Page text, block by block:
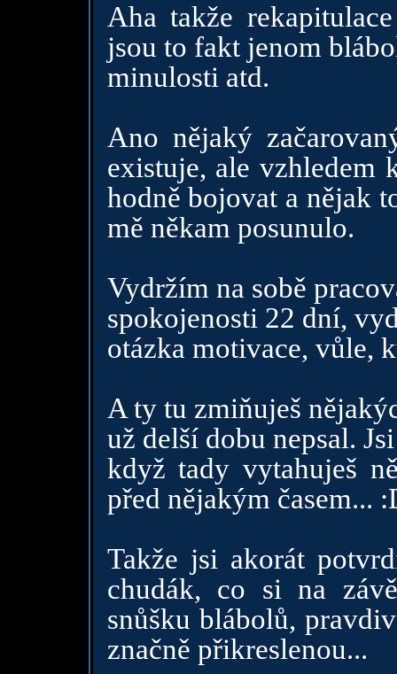
Aha takže
jsou to fakt jenom
minulosti atd.
Ano nějaký
existuje, ale vzhledem
hodně bojovat a nějak
mě někam posunulo.
Vydržím na sobě
spokojenosti 22 dní,
otázka motivace, vůle,
A ty tu zmiňuješ
už delší dobu nepsal.
když tady vytahuješ
před nějakým časem...
Takže jsi akorát
chudák, co si na
snůšku blábolů,
značně přikreslenou...